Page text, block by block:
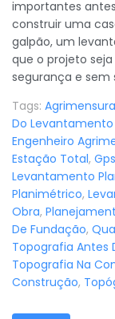
importantes
construir uma
galpão, um
que o projeto
segurança e sem
Tags: Agrimensura
Do
Engenheiro
Estação Total,
Levantamento
Planimétrico,
Obra,
De Fundação,
Topografia Antes
Topografia Na
Construção,